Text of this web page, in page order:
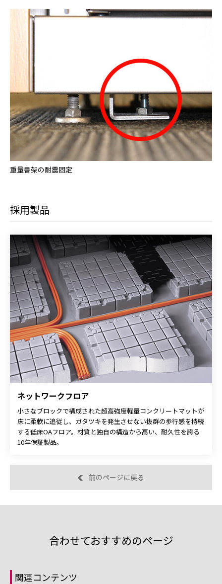
重量書架の耐震固定
採用製品
ネットワークフロア
小さなブロックで構成された超高強度軽量コンクリートマットが
床に柔軟に追従し、ガタツキを発生させない抜群の歩行感を持続
する低床OAフロア。材質と独自の構造から高い、耐久性を誇る
10年保証製品。
前のページに戻る
合わせておすすめのページ
関連コンテンツ